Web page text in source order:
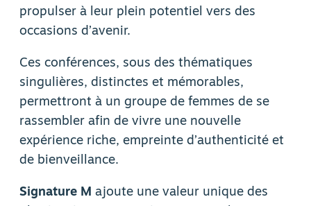
propulser à leur plein potentiel vers des
occasions d’avenir.
Ces conférences, sous des thématiques
singulières, distinctes et mémorables,
permettront à un groupe de femmes de se
rassembler afin de vivre une nouvelle
expérience riche, empreinte d’authenticité et
de bienveillance.
Signature M ajoute une valeur unique des